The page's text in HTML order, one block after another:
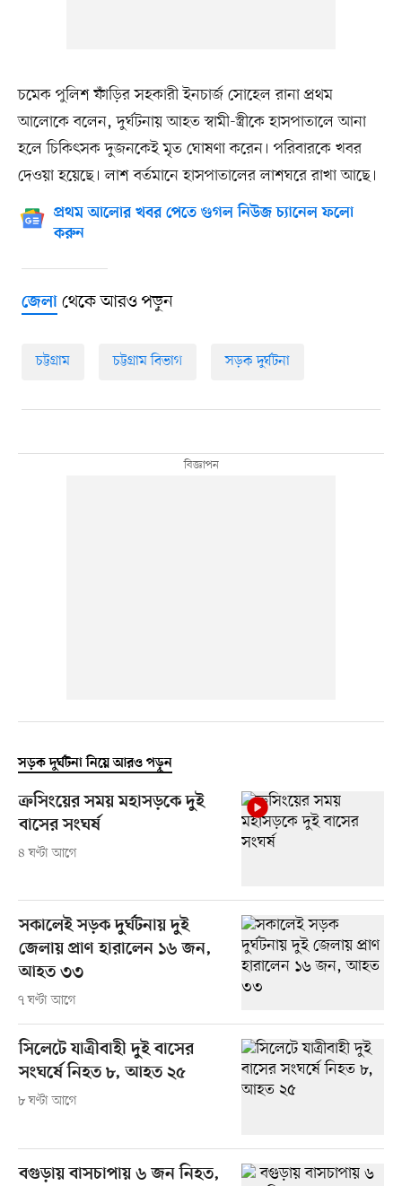
চমেক পুলিশ ফাঁড়ির সহকারী ইনচার্জ সোহেল রানা প্রথম
আলোকে বলেন, দুর্ঘটনায় আহত স্বামী-স্ত্রীকে হাসপাতালে আনা
হলে চিকিৎসক দুজনকেই মৃত ঘোষণা করেন। পরিবারকে খবর
দেওয়া হয়েছে। লাশ বর্তমানে হাসপাতালের লাশঘরে রাখা আছে।
প্রথম আলোর খবর পেতে গুগল নিউজ চ্যানেল ফলো
করুন
জেলাথেকে আরও পড়ুন
চট্টগ্রাম চট্টগ্রাম বিভাগ সড়ক দুর্ঘটনা
সড়ক দুর্ঘটনা নিয়ে আরও পড়ুন
ক্রসিংয়ের সময় মহাসড়কে দুই
বাসের সংঘর্ষ
৪ ঘণ্টা আগে
সকালেই সড়ক দুর্ঘটনায় দুই
জেলায় প্রাণ হারালেন ১৬ জন,
আহত ৩৩
৭ ঘণ্টা আগে
সিলেটে যাত্রীবাহী দুই বাসের
সংঘর্ষে নিহত ৮, আহত ২৫
৮ ঘণ্টা আগে
বগুড়ায় বাসচাপায় ৬ জন নিহত,